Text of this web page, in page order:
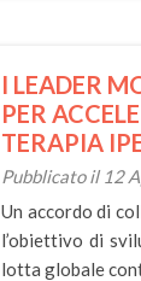
I LEADER
PER
TERAPIA
Pubblicato il 12
Un accordo di
l’obiettivo di
lotta globale